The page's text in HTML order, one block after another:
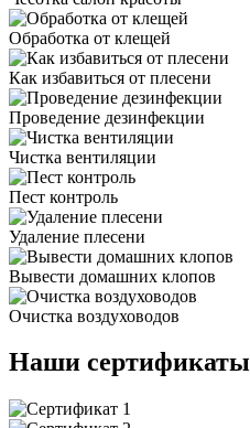
Обработка от клещей
Как избавиться от плесени
Проведение дезинфекции
Чистка вентиляции
Пест контроль
Удаление плесени
Вывести домашних клопов
Очистка воздуховодов
Наши сертификаты